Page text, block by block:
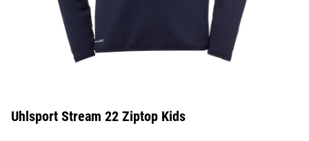
Uhlsport Stream 22 Ziptop Kids